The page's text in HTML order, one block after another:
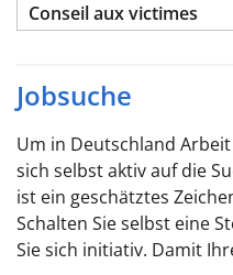
Conseil aux victimes
Jobsuche
Um in Deutschland
sich selbst aktiv auf die
ist ein geschätztes
Schalten Sie selbst eine
Sie sich initiativ. Damit